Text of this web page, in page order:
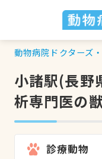
動物病院ドクターズ
小諸駅(長野
析専門医の
診療動物